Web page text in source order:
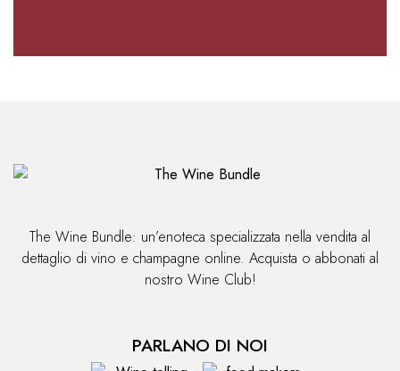
The Wine Bundle: un’enoteca specializzata nella vendita al
dettaglio di vino e champagne online. Acquista o abbonati al
nostro Wine Club!
PARLANO DI NOI